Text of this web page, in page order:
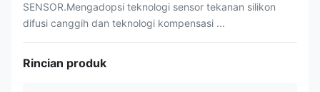
SENSOR.Mengadopsi teknologi sensor tekanan silikon
difusi canggih dan teknologi kompensasi ...
Rincian produk